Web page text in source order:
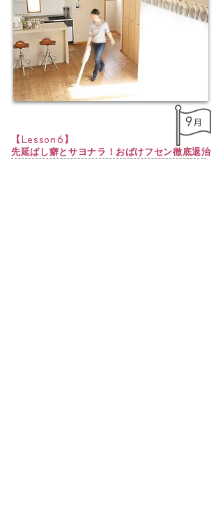
9 月
​【 Lesson6 】
先延ばし癖とサヨナラ！おばけフセン徹底退治